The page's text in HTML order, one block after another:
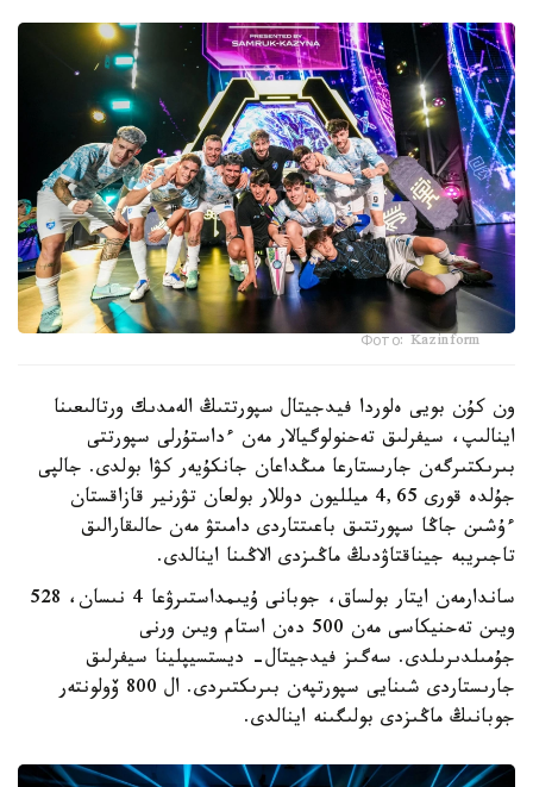
Фото: Kazinform
ون كۇن بويى ەلوردا فيدجيتال سپورتتىڭ الەمدىك ورتالىعىنا
اينالىپ، سيفرلىق تەحنولوگيالار مەن ءداستۇرلى سپورتتى
بىرىكتىرگەن جارىستارعا مىڭداعان جانكۇيەر كۋا بولدى. جالپى
جۇلدە قورى 4,65 ميلليون دوللار بولعان تۋرنير قازاقستان
ءۇشىن جاڭا سپورتتىق باعىتتاردى دامىتۋ مەن حالىقارالىق
تاجىريبە جيناقتاۋدىڭ ماڭىزدى الاڭىنا اينالدى.
ساندارمەن ايتار بولساق، جوبانى ۇيىمداستىرۋعا 4 نىسان، 528
ويىن تەحنيكاسى مەن 500 دەن استام ويىن ورنى
جۇمىلدىرىلدى. سەگىز فيدجيتال- ديستسيپلينا سيفرلىق
جارىستاردى شىنايى سپورتپەن بىرىكتىردى. ال 800 ۆولونتەر
جوبانىڭ ماڭىزدى بولىگىنە اينالدى.